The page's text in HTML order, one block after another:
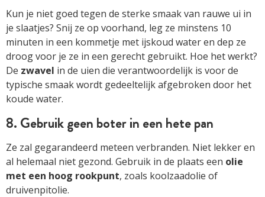
Kun je niet goed tegen de sterke smaak van rauwe ui in
je slaatjes? Snij ze op voorhand, leg ze minstens 10
minuten in een kommetje met ijskoud water en dep ze
droog voor je ze in een gerecht gebruikt. Hoe het werkt?
De zwavel in de uien die verantwoordelijk is voor de
typische smaak wordt gedeeltelijk afgebroken door het
koude water.
8. Gebruik geen boter in een hete pan
Ze zal gegarandeerd meteen verbranden. Niet lekker en
al helemaal niet gezond. Gebruik in de plaats een olie
met een hoog rookpunt, zoals koolzaadolie of
druivenpitolie.